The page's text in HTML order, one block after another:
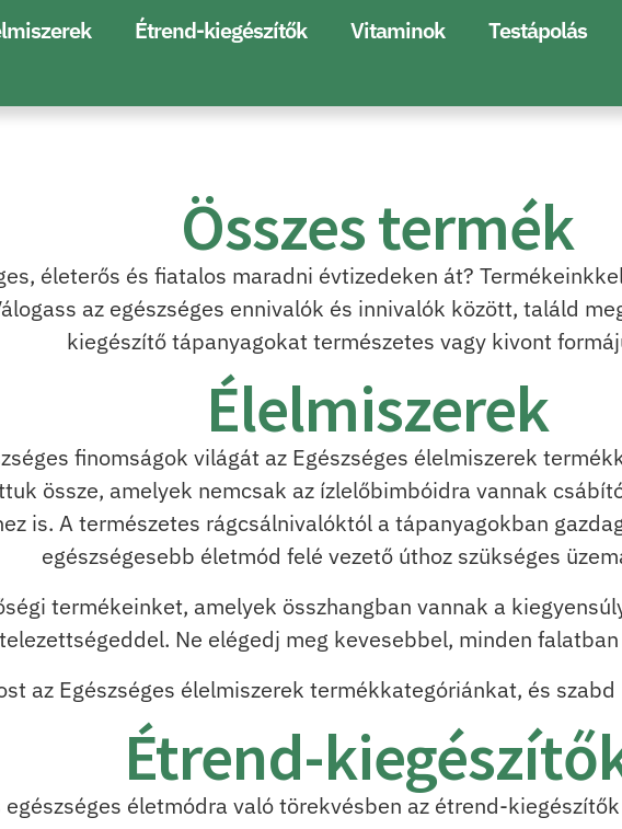
Étrend-kiegészítők Vitaminok Testápolás
Összes termék
életerős és fiatalos maradni évtizedeken át?
az egészséges ennivalók és innivalók között, találd
kiegészítő tápanyagokat természetes vagy kivont
Élelmiszerek
finomságok világát az Egészséges élelmiszerek
össze, amelyek nemcsak az ízlelőbimbóidra vannak
is. A természetes rágcsálnivalóktól a tápanyagokban
egészségesebb életmód felé vezető úthoz szükséges
termékeinket, amelyek összhangban vannak a
Ne elégedj meg kevesebbel, minden
az Egészséges élelmiszerek termékkategóriánkat, és
Étrend-
életmódra való törekvésben az étrend-